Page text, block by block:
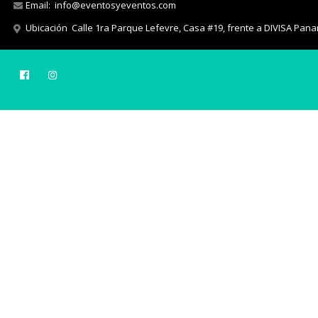
Email: info@eventosyeventos.com
Ubicación Calle 1ra Parque Lefevre, Casa #19, frente a DIVISA